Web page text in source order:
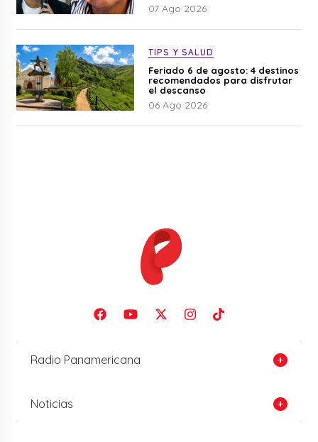
07 Ago 2026
TIPS Y SALUD
Feriado 6 de agosto: 4 destinos
recomendados para disfrutar
el descanso
06 Ago 2026
Radio Panamericana
Noticias